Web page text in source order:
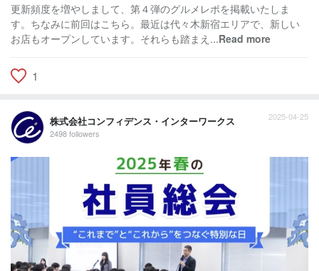
更新頻度を増やしまして、第４弾のグルメレポを掲載いたしま
す。ちなみに前回はこちら。最近は代々木新宿エリアで、新しい
お店もオープンしています。それらも踏まえ...Read more
1
株式会社コンフィデンス・インターワークス
2498 followers
2025-04-25